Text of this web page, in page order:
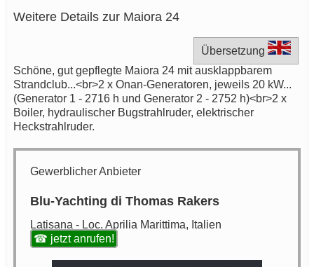
Weitere Details zur Maiora 24
Übersetzung
Schöne, gut gepflegte Maiora 24 mit ausklappbarem
Strandclub...<br>2 x Onan-Generatoren, jeweils 20 kW...
(Generator 1 - 2716 h und Generator 2 - 2752 h)<br>2 x
Boiler, hydraulischer Bugstrahlruder, elektrischer
Heckstrahlruder.
Gewerblicher Anbieter
Blu-Yachting di Thomas Rakers
Latisana - Loc. Aprilia Marittima, Italien
☎ jetzt anrufen!